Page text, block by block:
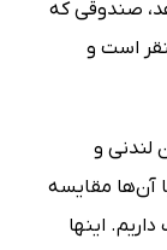
صندوقى که
است و
لندنى و
آن‌ها مقایسه
اینها